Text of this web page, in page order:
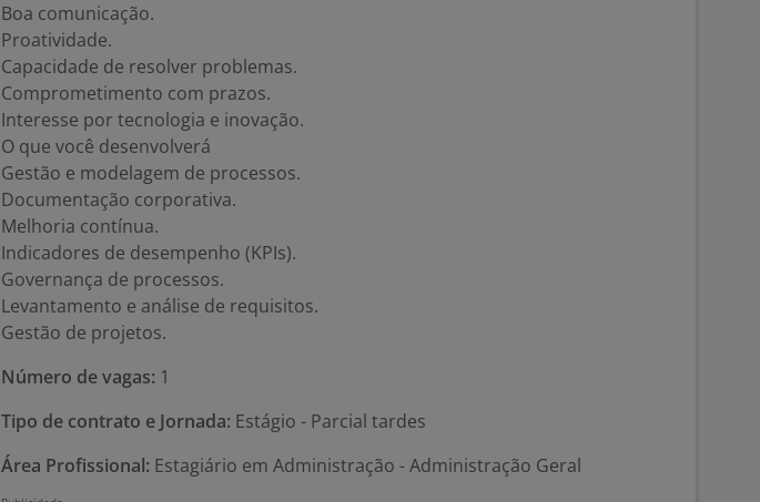
Boa comunicação.
Proatividade.
Capacidade de resolver problemas.
Comprometimento com prazos.
Interesse por tecnologia e inovação.
O que você desenvolverá
Gestão e modelagem de processos.
Documentação corporativa.
Melhoria contínua.
Indicadores de desempenho (KPIs).
Governança de processos.
Levantamento e análise de requisitos.
Gestão de projetos.
Número de vagas: 1
Tipo de contrato e Jornada: Estágio - Parcial tardes
Área Profissional: Estagiário em Administração - Administração Geral